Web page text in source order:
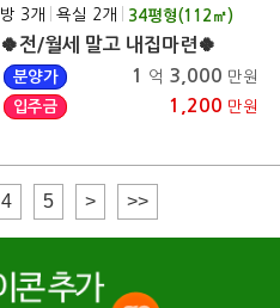
방 3개
욕실 2개 34평형(112 ㎡)
🍀전/월세 말고 내집마련🍀
분양가 1 억 3,000 만원
입주금
1,200 만원
4 5 > >>